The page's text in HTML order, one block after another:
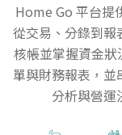
Home Go 平台提
從交易、分錄到報
核帳並掌握資金
單與財務報表，
分析與營運